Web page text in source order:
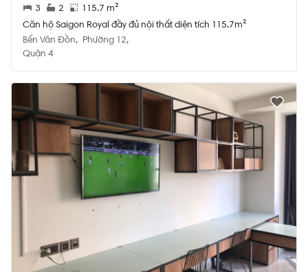
3 2
115.7 m²
Căn hộ Saigon Royal đầy đủ nội thất diện tích 115.7m²
Bến Vân Đồn
Phường 12
Quận 4